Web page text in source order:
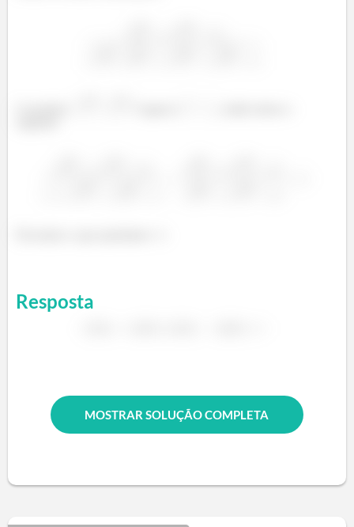
Resposta
MOSTRAR SOLUÇÃO COMPLETA